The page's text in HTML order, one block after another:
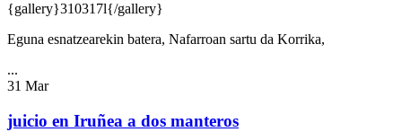
{gallery}310317l{/gallery}
Eguna esnatzearekin batera, Nafarroan sartu da Korrika,
...
31 Mar
juicio en Iruñea a dos manteros